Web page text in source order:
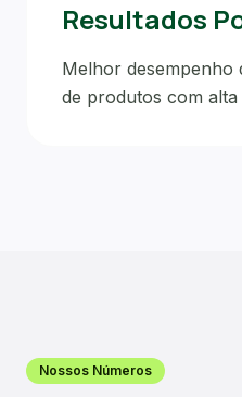
Resultados
Melhor desempenho
de produtos com alta
Nossos Números